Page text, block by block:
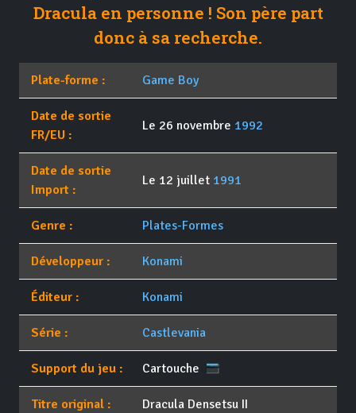
Dracula en personne ! Son père part
donc à sa recherche.
Plate-forme : Game Boy
Date de sortie
FR/EU :
Le 26 novembre 1992
Date de sortie
Import :
Le 12 juillet 1991
Genre : Plates-Formes
Développeur : Konami
Éditeur : Konami
Série : Castlevania
Support du jeu : Cartouche
Titre original : Dracula Densetsu II